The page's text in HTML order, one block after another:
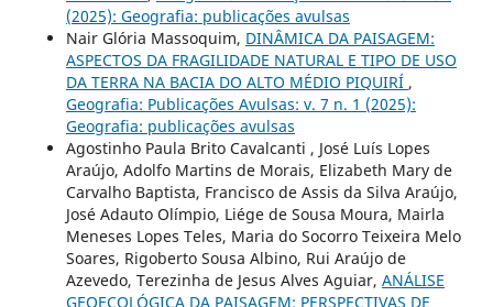
(2025): Geografia: publicações avulsas
Nair Glória Massoquim, DINÂMICA DA PAISAGEM:
ASPECTOS DA FRAGILIDADE NATURAL E TIPO DE USO
DA TERRA NA BACIA DO ALTO MÉDIO PIQUIRÍ ,
Geografia: Publicações Avulsas: v. 7 n. 1 (2025):
Geografia: publicações avulsas
Agostinho Paula Brito Cavalcanti , José Luís Lopes
Araújo, Adolfo Martins de Morais, Elizabeth Mary de
Carvalho Baptista, Francisco de Assis da Silva Araújo,
José Adauto Olímpio, Liége de Sousa Moura, Mairla
Meneses Lopes Teles, Maria do Socorro Teixeira Melo
Soares, Rigoberto Sousa Albino, Rui Araújo de
Azevedo, Terezinha de Jesus Alves Aguiar, ANÁLISE
GEOECOLÓGICA DA PAISAGEM: PERSPECTIVAS DE